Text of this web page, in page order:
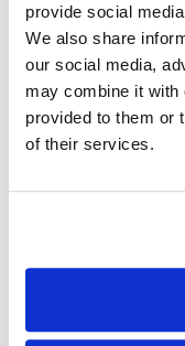
provide social
We also share
our social media,
may combine it with
provided to them or
of their services.
最高品质
通过 IPnux 采用
理经过精心策划
安全性和无缝的
所有代理需求的